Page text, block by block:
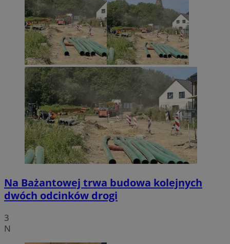
Na Bażantowej trwa budowa kolejnych
dwóch odcinków drogi
3
N